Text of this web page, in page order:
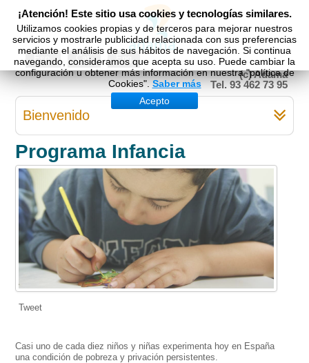
Esp Cat Eng
(c) Adama
Tel. 93 462 73 95
¡Atención! Este sitio usa cookies y tecnologías similares.
Utilizamos cookies propias y de terceros para mejorar nuestros
servicios y mostrarle publicidad relacionada con sus preferencias
mediante el análisis de sus hábitos de navegación. Si continua
navegando, consideramos que acepta su uso. Puede cambiar la
configuración u obtener más información en nuestra "política de
Cookies". Saber más
Acepto
Bienvenido
Programa Infancia
Tweet
Casi uno de cada diez niños y niñas experimenta hoy en España
una condición de pobreza y privación persistentes.